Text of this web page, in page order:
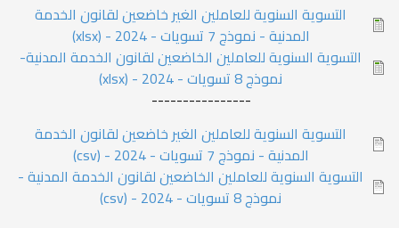
التسوية السنوية للعاملين الغير خاضعين لقانون الخدمة
المدنية - نموذج 7 تسويات - 2024 - (xlsx)
التسوية السنوية للعاملين الخاضعين لقانون الخدمة المدنية-
نموذج 8 تسويات - 2024 - (xlsx)
----------------
التسوية السنوية للعاملين الغير خاضعين لقانون الخدمة
المدنية - نموذج 7 تسويات - 2024 - (csv)
التسوية السنوية للعاملين الخاضعين لقانون الخدمة المدنية -
نموذج 8 تسويات - 2024 - (csv)